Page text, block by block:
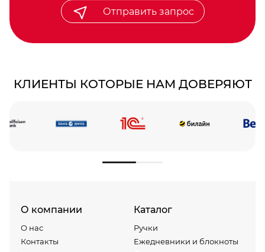
Отправить запрос
КЛИЕНТЫ КОТОРЫЕ НАМ ДОВЕРЯЮТ
О компании
О нас
Контакты
Каталог
Ручки
Ежедневники и блокноты